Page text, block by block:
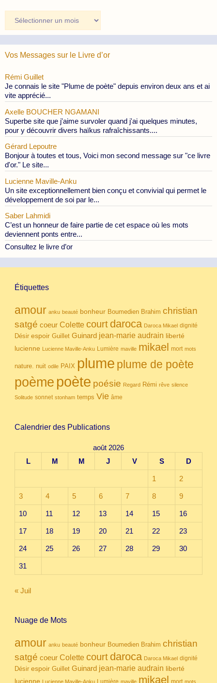
des
Publications
Vos Messages sur le Livre d’or
Rémi Guillet
Je connais le site "Plume de poète" depuis environ deux ans et ai
vite apprécié...
Axelle BOUCHER NGAMANI
Superbe site que j'aime survoler quand j'ai quelques minutes,
pour y découvrir divers haïkus rafraîchissants....
Gérard Lepoutre
Bonjour à toutes et tous, Voici mon second message sur "ce livre
d'or." Le site...
Lucienne Maville-Anku
Un site exceptionnellement bien conçu et convivial qui permet le
développement de soi par le...
Saber Lahmidi
C’est un honneur de faire partie de cet espace où les mots
deviennent ponts entre...
Consultez le livre d’or
Étiquettes
amour anku beauté bonheur Boumedien Brahim christian
satgé coeur Colette court daroca Daroca Mikael dignité
Désir espoir Guillet Guinard jean-marie audrain liberté
lucienne Lucienne Maville-Anku Lumière maville mikael mort mots
nature. nuit odile PAIX plume plume de poète
poème poète poésie Regard Rémi rêve silence
Solitude sonnet stonham temps Vie âme
Calendrier des Publications
août 2026
L
M M J V S D
1 2
3 4 5 6 7 8 9
10 11 12 13 14 15 16
17 18 19 20 21 22 23
24 25 26 27 28 29 30
31
« Juil
Nuage de Mots
amour anku beauté bonheur Boumedien Brahim christian
satgé coeur Colette court daroca Daroca Mikael dignité
Désir espoir Guillet Guinard jean-marie audrain liberté
lucienne Lucienne Maville-Anku Lumière maville mikael mort mots